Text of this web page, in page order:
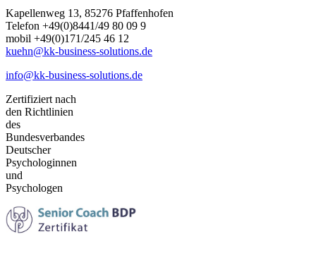
Kapellenweg 13, 85276 Pfaffenhofen
Telefon +49(0)8441/49 80 09 9
mobil +49(0)171/245 46 12
kuehn@kk-business-solutions.de
info@kk-business-solutions.de
Zertifiziert nach
den Richtlinien
des
Bundesverbandes
Deutscher
Psychologinnen
und
Psychologen